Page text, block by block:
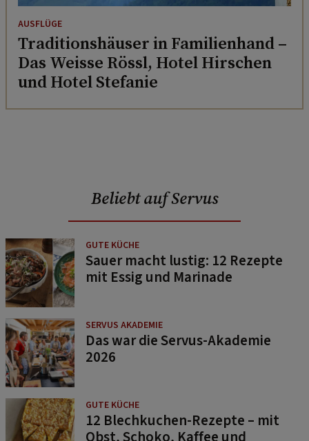
AUSFLÜGE
Traditionshäuser in Familienhand –
Das Weisse Rössl, Hotel Hirschen
und Hotel Stefanie
Beliebt auf Servus
GUTE KÜCHE
Sauer macht lustig: 12 Rezepte
mit Essig und Marinade
SERVUS AKADEMIE
Das war die Servus-Akademie
2026
GUTE KÜCHE
12 Blechkuchen-Rezepte – mit
Obst, Schoko, Kaffee und